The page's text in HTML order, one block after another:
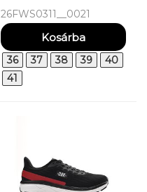
26FWS0311__0021
36 37 38 39
40
41